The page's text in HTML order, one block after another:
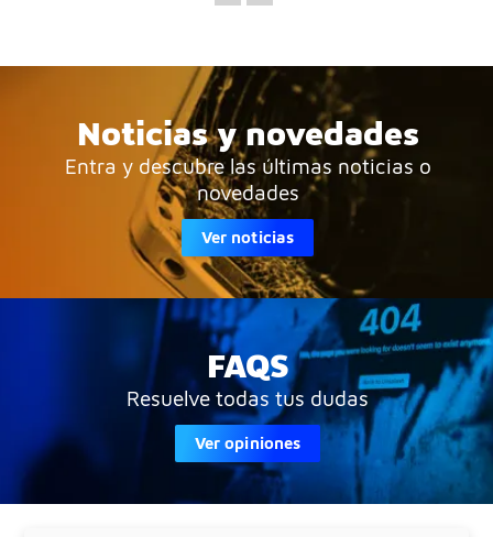
Noticias y novedades
Entra y descubre las últimas noticias o
novedades
Ver noticias
FAQS
Resuelve todas tus dudas
Ver opiniones